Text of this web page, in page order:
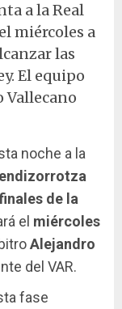
a la Real
miércoles a
las
El equipo
Vallecano
noche a la
de la
el miércoles
Alejandro
del VAR.
fase